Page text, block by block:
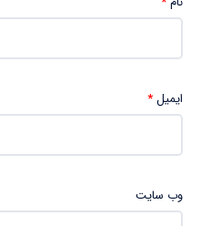
ایمیل*
وب‌ سایت